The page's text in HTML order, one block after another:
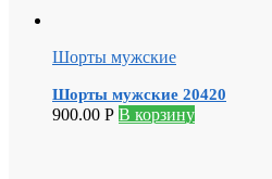
Шорты мужские
Шорты мужские 20420
900.00 Р В корзину